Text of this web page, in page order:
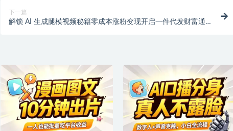
下一篇
解锁 AI 生成腿模视频秘籍零成本涨粉变现开启一件代发财富通道